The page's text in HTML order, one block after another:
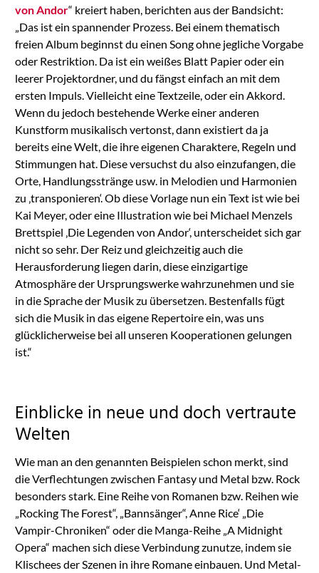
von Andor“ kreiert haben, berichten aus der Bandsicht:
„Das ist ein spannender Prozess. Bei einem thematisch
freien Album beginnst du einen Song ohne jegliche Vorgabe
oder Restriktion. Da ist ein weißes Blatt Papier oder ein
leerer Projektordner, und du fängst einfach an mit dem
ersten Impuls. Vielleicht eine Textzeile, oder ein Akkord.
Wenn du jedoch bestehende Werke einer anderen
Kunstform musikalisch vertonst, dann existiert da ja
bereits eine Welt, die ihre eigenen Charaktere, Regeln und
Stimmungen hat. Diese versuchst du also einzufangen, die
Orte, Handlungsstränge usw. in Melodien und Harmonien
zu ‚transponieren‘. Ob diese Vorlage nun ein Text ist wie bei
Kai Meyer, oder eine Illustration wie bei Michael Menzels
Brettspiel ‚Die Legenden von Andor‘, unterscheidet sich gar
nicht so sehr. Der Reiz und gleichzeitig auch die
Herausforderung liegen darin, diese einzigartige
Atmosphäre der Ursprungswerke wahrzunehmen und sie
in die Sprache der Musik zu übersetzen. Bestenfalls fügt
sich die Musik in das eigene Repertoire ein, was uns
glücklicherweise bei all unseren Kooperationen gelungen
ist.“
Einblicke in neue und doch vertraute
Welten
Wie man an den genannten Beispielen schon merkt, sind
die Verflechtungen zwischen Fantasy und Metal bzw. Rock
besonders stark. Eine Reihe von Romanen bzw. Reihen wie
„Rocking The Forest“, „Bannsänger“, Anne Rice‘ „Die
Vampir-Chroniken“ oder die Manga-Reihe „A Midnight
Opera“ machen sich diese Verbindung zunutze, indem sie
Klischees der Szenen in ihre Romane einbauen. Und Metal-